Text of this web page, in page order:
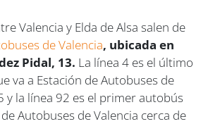
Valencia y Elda de Alsa salen de
de Valencia, ubicada en
Pidal, 13. La línea 4 es el último
va a Estación de Autobuses de
y la línea 92 es el primer autobús
Autobuses de Valencia cerca de